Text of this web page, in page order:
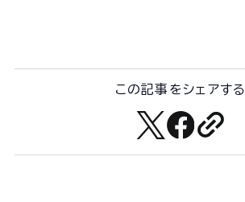
この記事をシェアする